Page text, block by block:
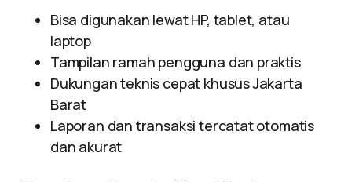
Bisa digunakan lewat HP, tablet, atau
laptop
Tampilan ramah pengguna dan praktis
Dukungan teknis cepat khusus Jakarta
Barat
Laporan dan transaksi tercatat otomatis
dan akurat